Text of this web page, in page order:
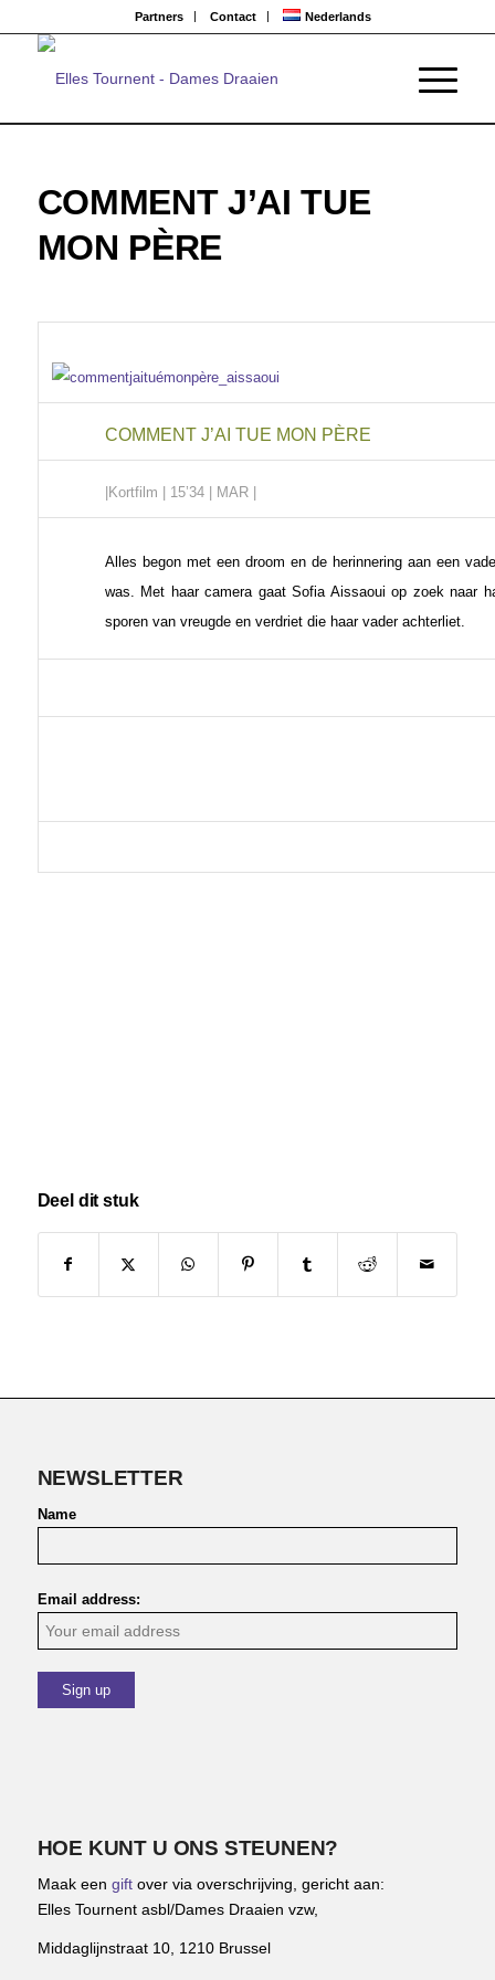
Partners Contact Nederlands
COMMENT J’AI TUE
MON PÈRE
COMMENT J’AI TUE MON PÈRE
|Kortfilm | 15’34 | MAR |
Alles begon met een droom en de herinnering aan een
was. Met haar camera gaat Sofia Aissaoui op zoek naar
sporen van vreugde en verdriet die haar vader achterliet.
Deel dit stuk
NEWSLETTER
Name
Email address:
HOE KUNT U ONS STEUNEN?
Maak een giftover via overschrijving, gericht aan:
Elles Tournent asbl/Dames Draaien vzw,
Middaglijnstraat 10, 1210 Brussel